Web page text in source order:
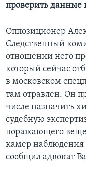
проверить данные
Оппозиционер
Следственный
отношении него
который сейчас
в московском
там отравлен. Он
числе назначить
судебную
поражающего
камер
сообщил адвокат